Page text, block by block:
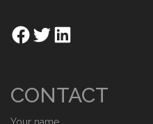
CONTACT